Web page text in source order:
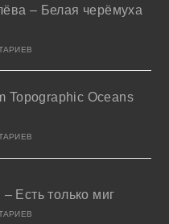
– Белая черёмуха
Topographic Oceans
Есть только миг